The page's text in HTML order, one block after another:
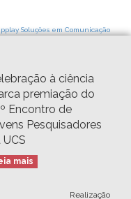
Soluções em Comunicação
à ciência
premiação do
Encontro de
Pesquisadores
UCS
mais
Realização